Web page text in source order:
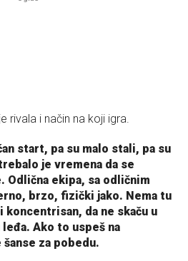
rivala i način na koji igra.
start, pa su malo stali, pa su
je vremena da se
Odlična ekipa, sa odličnim
brzo, fizički jako. Nema tu
da ne skaču u
Ako to uspeš na
za pobedu.